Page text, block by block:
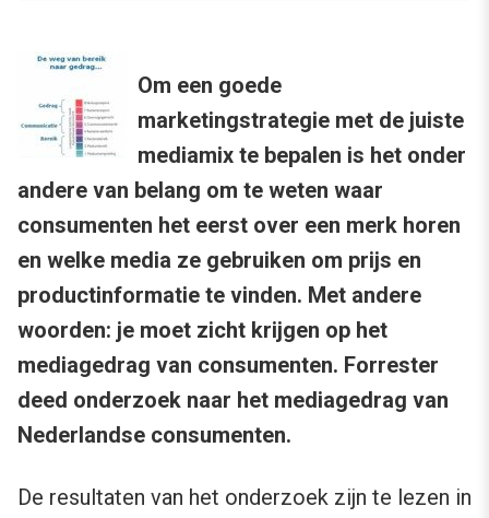
Om een goede
marketingstrategie met de juiste
mediamix te bepalen is het onder
andere van belang om te weten waar
consumenten het eerst over een merk horen
en welke media ze gebruiken om prijs en
productinformatie te vinden. Met andere
woorden: je moet zicht krijgen op het
mediagedrag van consumenten. Forrester
deed onderzoek naar het mediagedrag van
Nederlandse consumenten.
De resultaten van het onderzoek zijn te lezen in